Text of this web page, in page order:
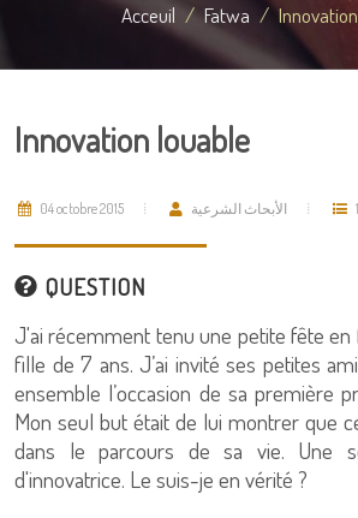
Acceuil Fatwa
Innovation louable
04 octobre 2015 الأبحاث الشرعية
QUESTION
J'ai récemment tenu une petite fête en
fille de 7 ans. J’ai invité ses petites
ensemble l’occasion de sa première
Mon seul but était de lui montrer que
dans le parcours de sa vie. Une
d'innovatrice. Le suis-je en vérité ?